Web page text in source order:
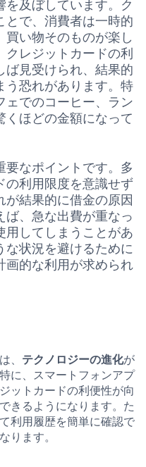
を及ぼしています。ク
とで、消費者は一時的
い物そのものが楽し
レジットカードの利
ば見受けられ、結果的
う恐れがあります。特
ェでのコーヒー、ラン
くほどの金額になって
要なポイントです。多
の利用限度を意識せず
結果的に借金の原因
ば、急な出費が重なっ
用してしまうことがあ
な状況を避けるために
画的な利用が求められ
、 テクノロジーの進化が
に、スマートフォンアプ
ットカードの利便性が向
きるようになります。た
利用履歴を簡単に確認で
ります。